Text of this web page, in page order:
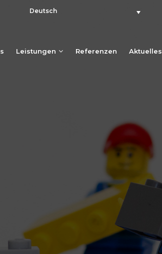
Deutsch
Leistungen Referenzen Aktuelles